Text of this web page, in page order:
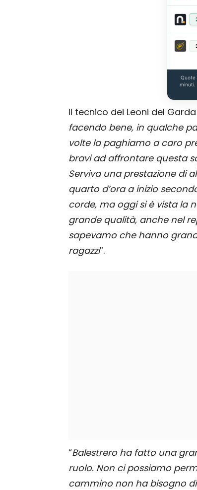
Quote
minuti.
Il tecnico dei Leoni del
facendo bene, in qualche
volte la paghiamo a caro
bravi ad affrontare questa
Serviva una prestazione di
quarto d’ora a inizio
corde, ma oggi si è vista la
grande qualità, anche nel
sapevamo che hanno
ragazzi“.
“Balestrero ha fatto una
ruolo. Non ci possiamo
cammino non ha bisogno